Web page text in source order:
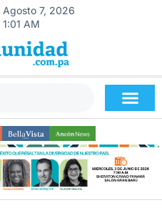
Agosto 7, 2026
1:01 AM